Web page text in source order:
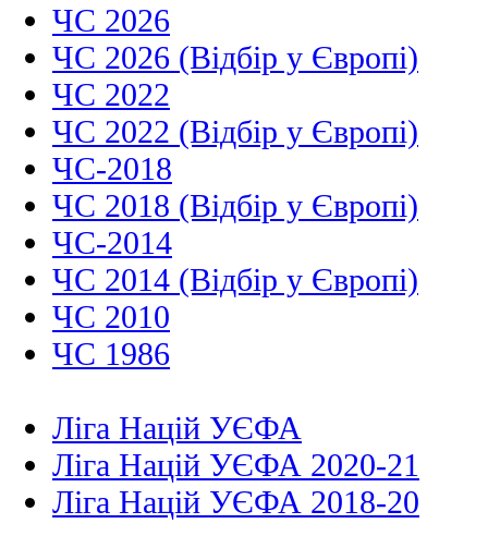
ЧС 2026
ЧС 2026 (Відбір у Європі)
ЧС 2022
ЧС 2022 (Відбір у Європі)
ЧС-2018
ЧС 2018 (Відбір у Європі)
ЧС-2014
ЧС 2014 (Відбір у Європі)
ЧС 2010
ЧС 1986
Ліга Націй УЄФА
Ліга Націй УЄФА 2020-21
Ліга Націй УЄФА 2018-20